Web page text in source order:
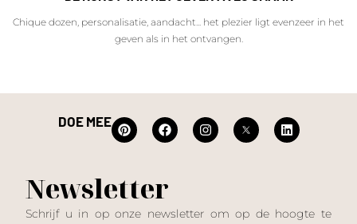
Chique dozen, personalisatie, aandacht... het plezier ligt evenzeer in het
geven als in het ontvangen.
DOE MEE
Newsletter
Schrijf u in op onze newsletter om op de hoogte te